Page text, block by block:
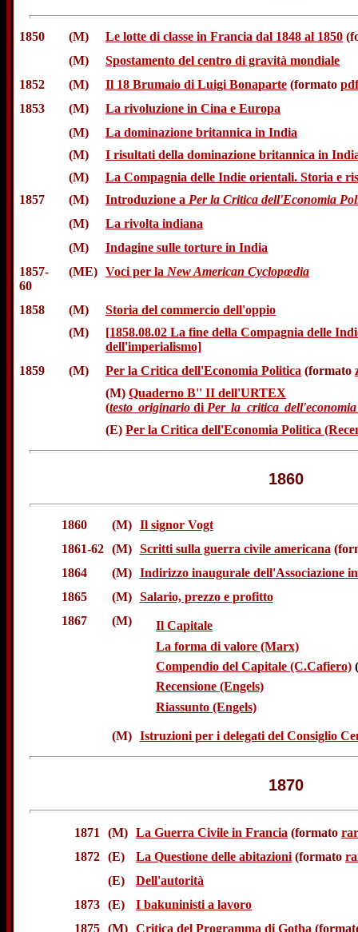
1850 (M) Le lotte di classe in Francia dal 1848 al 1850
(M)
Spostamento del centro di gravità mondiale
1852
(M) Il 18 Brumaio di Luigi Bonaparte (formato pdf
1853
(M)
La rivoluzione in Cina e Europa
(M)
La dominazione britannica in India
(M)
I risultati della dominazione britannica in
(M)
La Compagnia delle Indie orientali. Storia e
1857
(M) Introduzione a Per la Critica dell'Economia
(M)
La rivolta indiana
(M)
Indagine sulle torture in India
1857-
60
(ME) Voci per la New American Cyclopœdia
1858 (M)
Storia del commercio dell'oppio
(M)
[1858.08.02 La fine della Compagnia delle
dell'imperialismo]
1859
(M) Per la Critica dell'Economia Politica (formato
(M) Quaderno B'' II dell'URTEX
(testo originario di Per la critica
(E) Per la Critica dell'Economia Politica
1860
1860 (M)
Il signor Vogt
1861-62
(M) Scritti sulla guerra civile americana
1864
(M)
Indirizzo inaugurale dell'Associazione
1865
(M)
Salario, prezzo e profitto
1867
(M)
Il Capitale
La forma di valore (Marx)
Compendio del Capitale (C.Cafiero)
Recensione (Engels)
Riassunto (Engels)
(M) Istruzioni per i delegati del Consiglio
1870
1871 (M) La Guerra Civile in Francia (formato rar
1872 (E) La Questione delle abitazioni (formato
(E)
Dell'autorità
1873 (E)
I bakuninisti a lavoro
1875 (M) Critica del Programma di Gotha